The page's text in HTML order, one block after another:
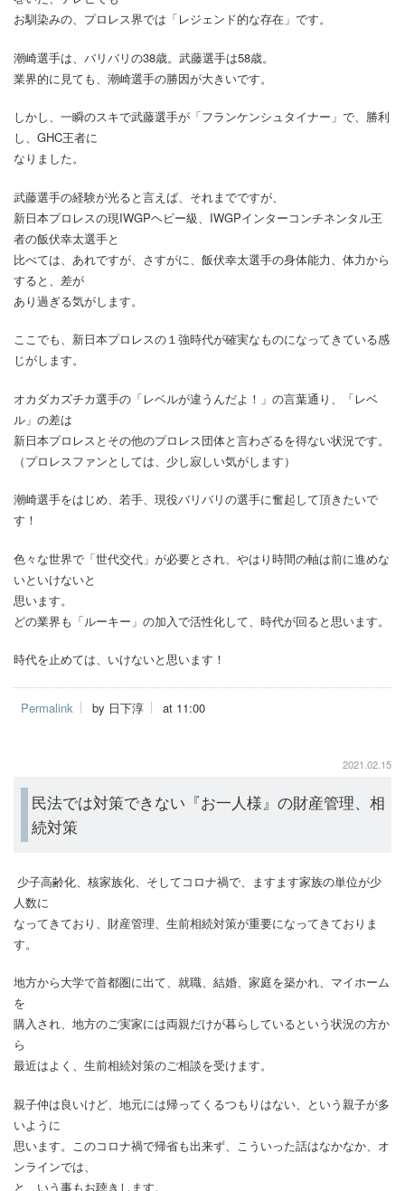
お馴染みの、プロレス界では「レジェンド的な存在」です。
潮崎選手は、バリバリの38歳。武藤選手は58歳。
業界的に見ても、潮崎選手の勝因が大きいです。
しかし、一瞬のスキで武藤選手が「フランケンシュタイナー」で、勝利
し、GHC王者に
なりました。
武藤選手の経験が光ると言えば、それまでですが、
新日本プロレスの現IWGPヘビー級、IWGPインターコンチネンタル王
者の飯伏幸太選手と
比べては、あれですが、さすがに、飯伏幸太選手の身体能力、体力から
すると、差が
あり過ぎる気がします。
ここでも、新日本プロレスの１強時代が確実なものになってきている感
じがします。
オカダカズチカ選手の「レベルが違うんだよ！」の言葉通り、「レベ
ル」の差は
新日本プロレスとその他のプロレス団体と言わざるを得ない状況です。
（プロレスファンとしては、少し寂しい気がします）
潮崎選手をはじめ、若手、現役バリバリの選手に奮起して頂きたいで
す！
色々な世界で「世代交代」が必要とされ、やはり時間の軸は前に進めな
いといけないと
思います。
どの業界も「ルーキー」の加入で活性化して、時代が回ると思います。
時代を止めては、いけないと思います！
Permalink by 日下淳 at 11:00
2021.02.15
民法では対策できない『お一人様』の財産管理、相
続対策
少子高齢化、核家族化、そしてコロナ禍で、ますます家族の単位が少
人数に
なってきており、財産管理、生前相続対策が重要になってきておりま
す。
地方から大学で首都圏に出て、就職、結婚、家庭を築かれ、マイホーム
を
購入され、地方のご実家には両親だけが暮らしているという状況の方か
ら
最近はよく、生前相続対策のご相談を受けます。
親子仲は良いけど、地元には帰ってくるつもりはない、という親子が多
いように
思います。このコロナ禍で帰省も出来ず、こういった話はなかなか、オ
ンラインでは、
と、いう事もお聴きします。